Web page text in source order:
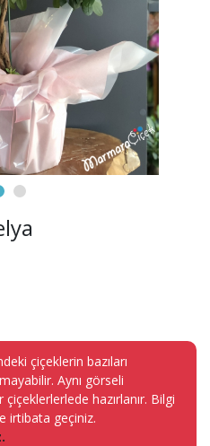
çiçeklerin bazıları
Aynı görseli
hazırlanır. Bilgi
irtibata geçiniz.